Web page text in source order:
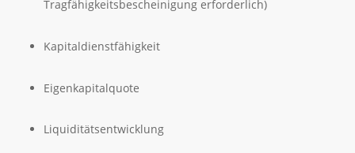
Tragfähigkeitsbescheinigung erforderlich)
Kapitaldienstfähigkeit
Eigenkapitalquote
Liquiditätsentwicklung